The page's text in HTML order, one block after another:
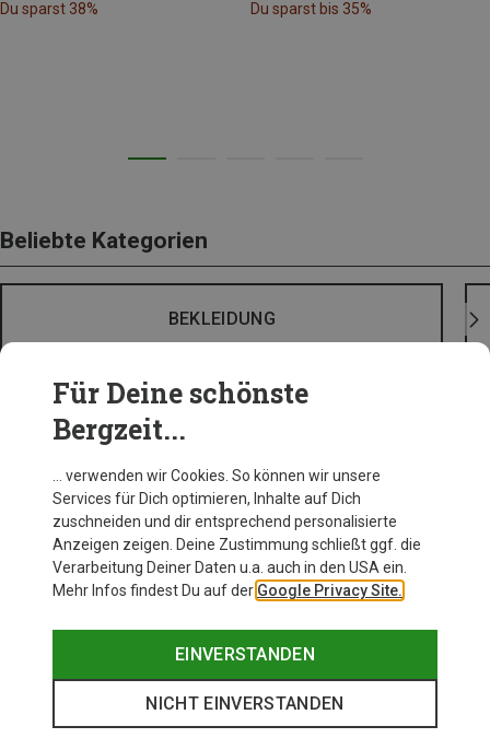
Du sparst 38% Du sparst bis 35%
Beliebte Kategorien
BEKLEIDUNG
Für Deine schönste
Bergzeit...
… verwenden wir Cookies. So können wir unsere
Services für Dich optimieren, Inhalte auf Dich
zuschneiden und dir entsprechend personalisierte
Anzeigen zeigen. Deine Zustimmung schließt ggf. die
Verarbeitung Deiner Daten u.a. auch in den USA ein.
Mehr Infos findest Du auf der Google Privacy Site.
EINVERSTANDEN
NICHT EINVERSTANDEN